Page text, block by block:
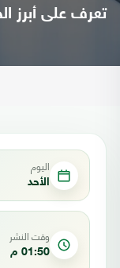
تعرف على أبرز
اليوم
الأحد
وقت النشر
01:50 م